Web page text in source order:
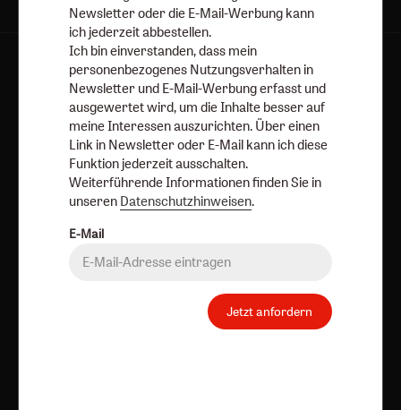
AGB und Widerrufsbelehrung
Datenschutz
Barrierefreiheit
Impressum
Vertrag widerrufen Abo online kündigen
Newsletter oder die E-Mail-Werbung kann
ich jederzeit abbestellen.
Ich bin einverstanden, dass mein
personenbezogenes Nutzungsverhalten in
Newsletter und E-Mail-Werbung erfasst und
ausgewertet wird, um die Inhalte besser auf
meine Interessen auszurichten. Über einen
Link in Newsletter oder E-Mail kann ich diese
Funktion jederzeit ausschalten.
Weiterführende Informationen finden Sie in
unseren Datenschutzhinweisen.
E-Mail
Jetzt anfordern